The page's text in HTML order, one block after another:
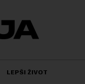
LEPŠI ŽIVOT